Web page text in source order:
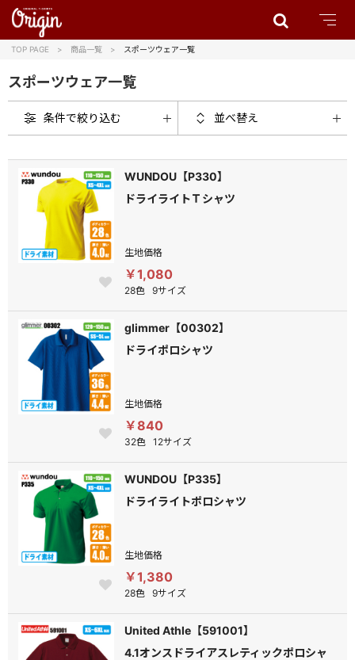
TOP PAGE 商品一覧 スポーツウェア一覧
スポーツウェア一覧
条件で絞り込む 並べ替え
WUNDOU【P330】
ドライライトＴシャツ
生地価格
￥1,080
28色 9サイズ
glimmer【00302】
ドライポロシャツ
生地価格
￥840
32色 12サイズ
WUNDOU【P335】
ドライライトポロシャツ
生地価格
￥1,380
28色 9サイズ
United Athle【591001】
4.1オンスドライアスレティックポロシャ